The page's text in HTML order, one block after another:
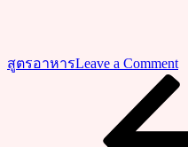
สูตรอาหารLeave a Commenton
วิธี